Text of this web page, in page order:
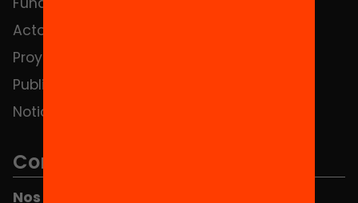
Actos
Proyectos
Publicaciones y vídeos
Noticias
Contacto
Nos puedes encontrar en el HUB Social